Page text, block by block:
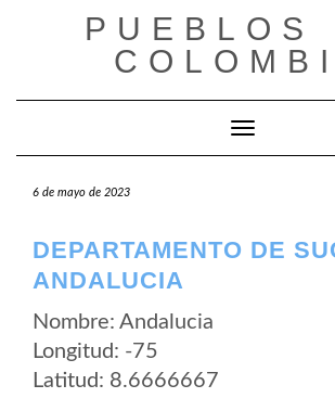
PUEBLOS
Cambiar modo
6 de mayo de 2023
DEPARTAMENTO DE
ANDALUCIA
Nombre: Andalucia
Longitud: -75
Latitud: 8.6666667